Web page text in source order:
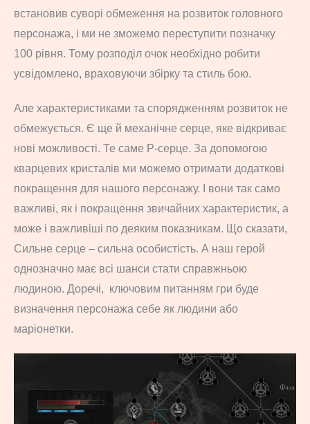
встановив суворі обмеження на розвиток головного
персонажа, і ми не зможемо переступити позначку
100 рівня. Тому розподіл очок необхідно робити
усвідомлено, враховуючи збірку та стиль бою.
Але характеристиками та спорядженням розвиток не
обмежується. Є ще й механічне серце, яке відкриває
нові можливості. Те саме P-серце. За допомогою
кварцевих кристалів ми можемо отримати додаткові
покращення для нашого персонажу. І вони так само
важливі, як і покращення звичайних характеристик, а
може і важливіші по деяким показникам. Що сказати,
Сильне серце – сильна особистість. А наш герой
однозначно має всі шанси стати справжньою
людиною. Доречі, ключовим питанням гри буде
визначення персонажа себе як людини або
маріонетки.